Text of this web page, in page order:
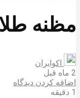
مظنه طلا امروز سه
اکوایران
2 ماه قبل
اضافه کردن دیدگاه
1 دقیقه